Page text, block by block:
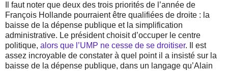
Il faut noter que deux des trois priorités de l’année de
François Hollande pourraient être qualifiées de droite : la
baisse de la dépense publique et la simplification
administrative. Le président choisit d’occuper le centre
politique, alors que l’UMP ne cesse de se droitiser. Il est
assez incroyable de constater à quel point il a insisté sur la
baisse de la dépense publique, dans un langage qu’Alain